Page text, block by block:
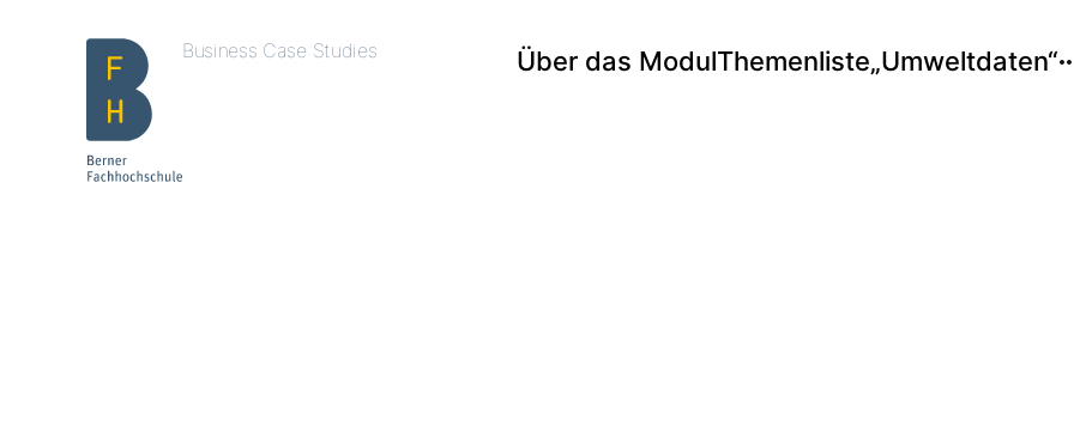
Business Case Studies Über das ModulThemenliste„Umweltdaten“